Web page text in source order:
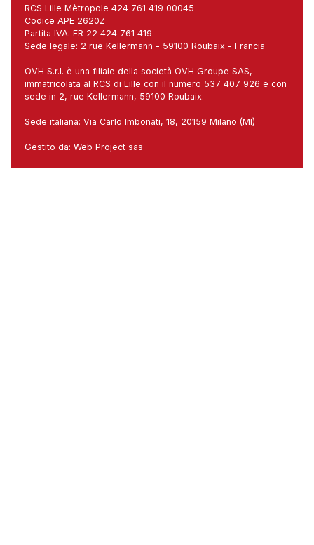
RCS Lille Mètropole 424 761 419 00045
Codice APE 2620Z
Partita IVA: FR 22 424 761 419
Sede legale: 2 rue Kellermann - 59100 Roubaix - Francia
OVH S.r.l. è una filiale della società OVH Groupe SAS,
immatricolata al RCS di Lille con il numero 537 407 926 e con
sede in 2, rue Kellermann, 59100 Roubaix.
Sede italiana: Via Carlo Imbonati, 18, 20159 Milano (MI)
Gestito da: Web Project sas